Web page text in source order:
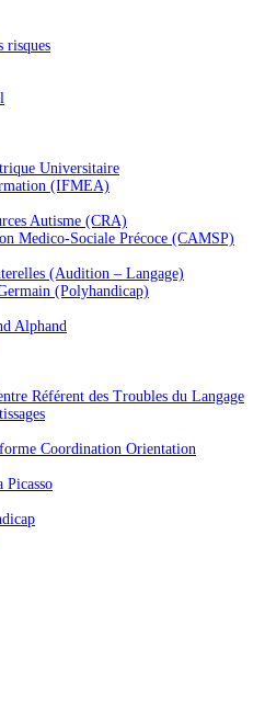
risques
Universitaire
(IFMEA)
Autisme (CRA)
Medico-Sociale Précoce (CAMSP)
(Audition – Langage)
(Polyhandicap)
Alphand
Référent des Troubles du Langage
Coordination Orientation
Picasso